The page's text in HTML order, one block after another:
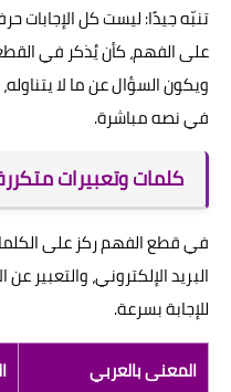
تنبّه جيدًا: ليست كل الإجابات
على الفهم، كأن يُذكر في
ويكون السؤال عن ما لا
في نصه مباشرة.
كلمات وتعبيرات
في قطع الفهم ركز على
البريد الإلكتروني، والتعبير
للإجابة بسرعة.
المعنى بالعربي